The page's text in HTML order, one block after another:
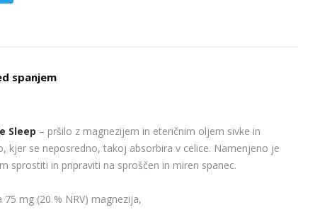
spanjem
Sleep – pršilo z magnezijem in eteričnim oljem sivke in
kjer se neposredno, takoj absorbira v celice. Namenjeno je
sprostiti in pripraviti na sproščen in miren spanec.
mg (20 % NRV) magnezija,